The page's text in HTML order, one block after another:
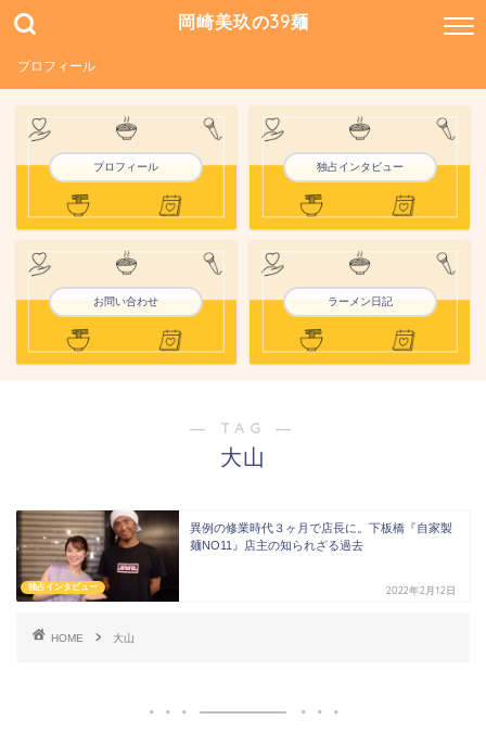
岡崎美玖の39麺
プロフィール
プロフィール 独占インタビュー
お問い合わせ ラーメン日記
― TAG ―
大山
独占インタビュー
異例の修業時代３ヶ月で店長に。下板橋『自家製
麺NO11』店主の知られざる過去
2022年2月12日
HOME 大山